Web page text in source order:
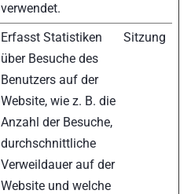
verwendet.
Erfasst Statistiken
über Besuche des
Benutzers auf der
Website, wie z. B. die
Anzahl der Besuche,
durchschnittliche
Verweildauer auf der
Website und welche
Sitzung